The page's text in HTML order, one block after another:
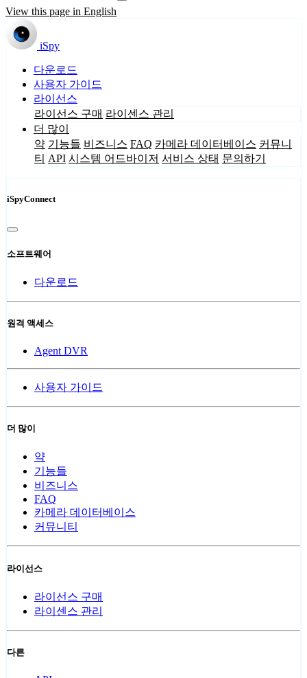
View this page in English
iSpy
다운로드
사용자 가이드
라이선스
라이선스 구매 라이센스 관리
더 많이
약 기능들 비즈니스 FAQ 카메라 데이터베이스 커뮤니
티 API 시스템 어드바이저 서비스 상태 문의하기
iSpyConnect
소프트웨어
다운로드
원격 액세스
Agent DVR
사용자 가이드
더 많이
약
기능들
비즈니스
FAQ
카메라 데이터베이스
커뮤니티
라이선스
라이선스 구매
라이센스 관리
다른